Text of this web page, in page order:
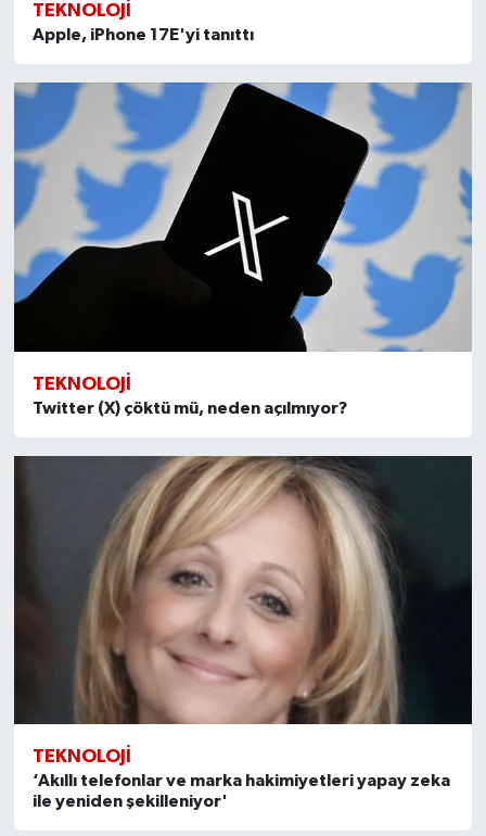
TEKNOLOJI
Apple, iPhone 17E'yi tanıttı
TEKNOLOJI
Twitter (X) çöktü mü, neden açılmıyor?
TEKNOLOJI
‘Akıllı telefonlar ve marka hakimiyetleri yapay zeka
ile yeniden şekilleniyor'